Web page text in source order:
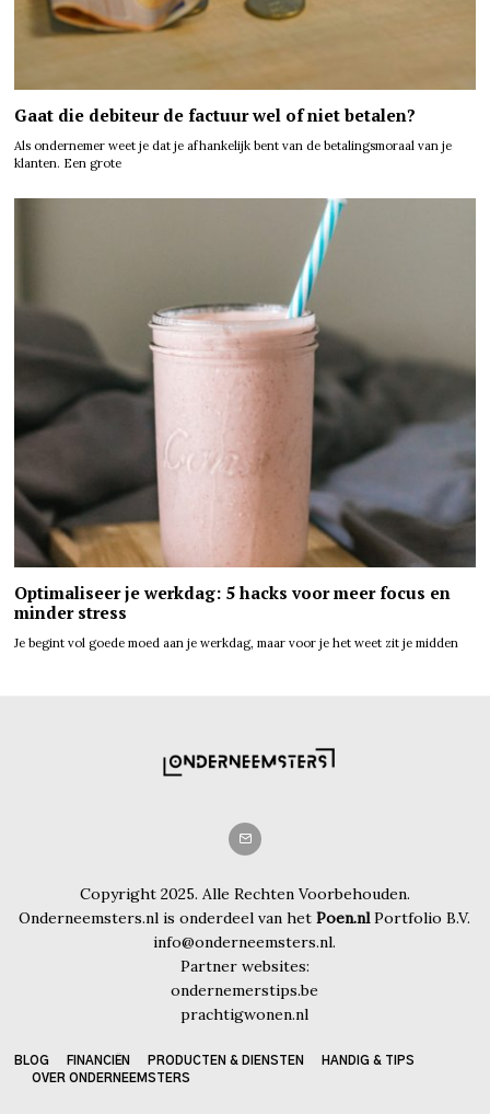
Gaat die debiteur de factuur wel of niet betalen?
Als ondernemer weet je dat je afhankelijk bent van de betalingsmoraal van je
klanten. Een grote
Optimaliseer je werkdag: 5 hacks voor meer focus en
minder stress
Je begint vol goede moed aan je werkdag, maar voor je het weet zit je midden
Copyright 2025. Alle Rechten Voorbehouden.
Onderneemsters.nl is onderdeel van hetPoen.nlPortfolio B.V.
info@onderneemsters.nl.
Partner websites:
ondernemerstips.be
prachtigwonen.nl
BLOG FINANCIËN PRODUCTEN & DIENSTEN
HANDIG & TIPS
OVER ONDERNEEMSTERS